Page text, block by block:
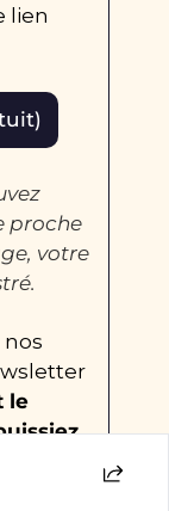
lien
proche
votre
nos
le